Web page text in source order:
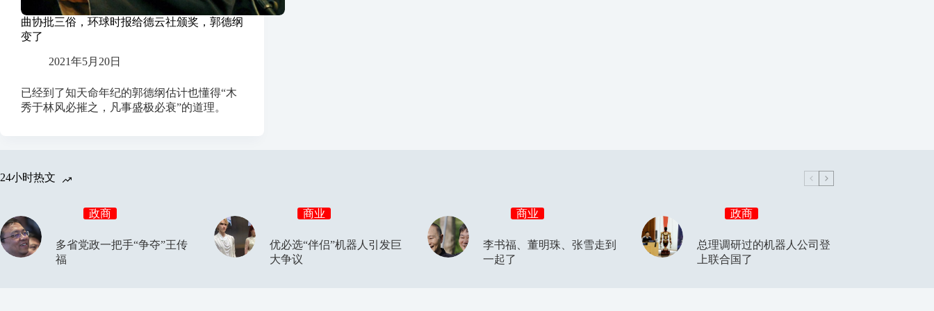
曲协批三俗，环球时报给德云社颁奖，郭德纲
变了
2021年5月20日
已经到了知天命年纪的郭德纲估计也懂得“木
秀于林风必摧之，凡事盛极必衰”的道理。
24小时热文
政商
多省党政一把手“争夺”王传
福
商业
优必选“伴侣”机器人引发巨
大争议
商业
李书福、董明珠、张雪走到
一起了
政商
总理调研过的机器人公司登
上联合国了